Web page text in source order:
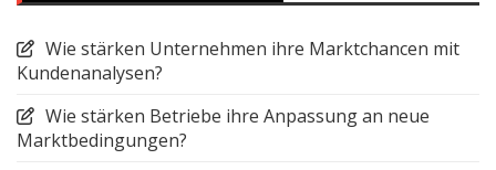
Wie stärken Unternehmen ihre Marktchancen mit
Kundenanalysen?
Wie stärken Betriebe ihre Anpassung an neue
Marktbedingungen?